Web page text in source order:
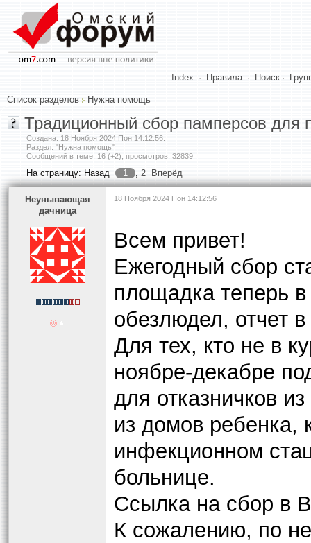
Index · Правила · Поиск ·
Список разделов Нужна помощь
Традиционный сбор памперсов для
Создана: 18 Ноября 2024 Пон 14:12:56
Раздел: "Нужна помощь"
Сообщений в теме: 16 (+2), просмотров: 32839
На страницу: Назад 1 , 2 Вперёд
Heyнывaющая
дaчницa
18 Ноября 2024 Пон 14:12:56
Всем привет!
Ежегодный сбор
площадка теперь
обезлюдел, отчет
Для тех, кто не в
ноябре-декабре
для отказничков
из домов ребенка,
инфекционном
больнице.
Ссылка на сбор в
К сожалению, по